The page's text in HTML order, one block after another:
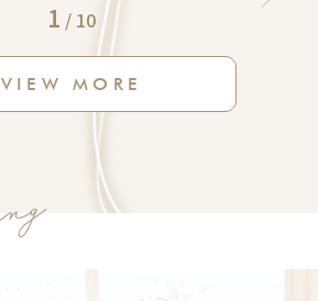
1 / 10
VIEW MORE